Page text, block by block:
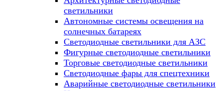
светильники
Автономные системы освещения на
солнечных батареях
Светодиодные светильники для АЗС
Фигурные светодиодные светильники
Торговые светодиодные светильники
Cветодиодные фары для спецтехники
Аварийные светодиодные светильники